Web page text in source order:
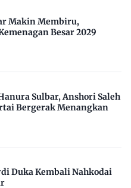
Makin Membiru,
Besar 2029
Sulbar, Anshori Saleh
Bergerak Menangkan
Duka Kembali Nahkodai